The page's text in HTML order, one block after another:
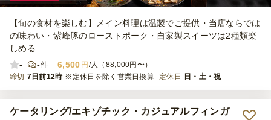
【旬の食材を楽しむ】メイン料理は温製でご提供・当店ならでは
の味わい・紫峰豚のローストポーク・自家製スイーツは2種類楽
しめる
-
-件 6,500 円 /人（88,000円〜）
締切 7日前12時 ※定休日を除く営業日換算 定休日 日・土・祝
ケータリング/エキゾチック・カジュアルフィンガ